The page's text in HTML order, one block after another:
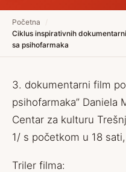
Početna
Ciklus inspirativnih
sa psihofarmaka
3. dokumentarni film
psihofarmaka” Daniela
Centar za kulturu
1/ s početkom u 18
Triler filma: